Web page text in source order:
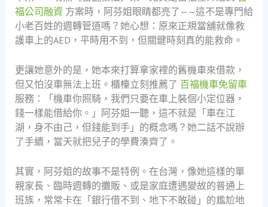
福公司融資 方案時，阿芬姐眼睛都亮了——這不是專門給
小老百姓的週轉管道嗎？她心想：原來正規當舖就像救
護車上的AED，平時用不到，但關鍵時刻真的能救命。
更讓她意外的是，她本來打算拿家裡的舊機車來借款，
但又怕沒車無法上班。櫃檯立刻推薦了 百福機車免留車
服務：「機車你照騎，我們只要在車上裝個小定位器，
錢一樣能借給你。」阿芬姐一聽，這不就是「車在江
湖，身不由己，但錢能到手」的概念嗎？她二話不說辦
了手續，當天就把兒子的學費湊齊了。
其實，阿芬姐的故事不是特例。在台灣，像她這樣的單
親家長、臨時週轉的攤販、或是家庭遭遇變故的普通上
班族，常常卡在「銀行借不到、地下不敢碰」的尷尬地